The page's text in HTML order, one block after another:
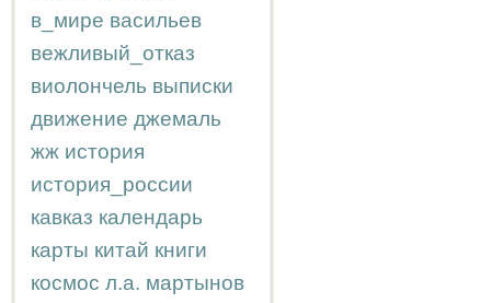
в_мире васильев
вежливый_отказ
виолончель выписки
движение джемаль
жж история
история_россии
кавказ календарь
карты китай книги
космос л.а. мартынов